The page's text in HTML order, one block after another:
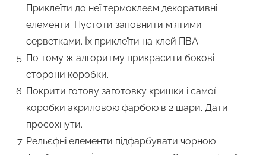
Приклеїти до неї термоклеєм декоративні
елементи. Пустоти заповнити м’ятими
серветками. Їх приклеїти на клей ПВА.
По тому ж алгоритму прикрасити бокові
сторони коробки.
Покрити готову заготовку кришки і самої
коробки акриловою фарбою в 2 шари. Дати
просохнути.
Рельєфні елементи підфарбувати чорною